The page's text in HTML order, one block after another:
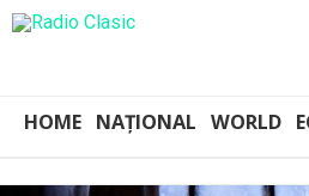
HOME NAȚIONAL WORLD